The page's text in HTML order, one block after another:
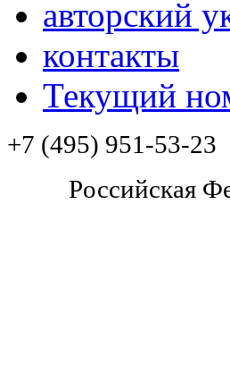
авторский
контакты
Текущий
+7 (495) 951-53-23
Pоссийская